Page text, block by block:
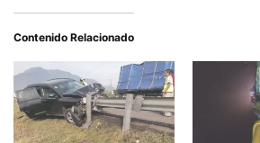
Contenido Relacionado